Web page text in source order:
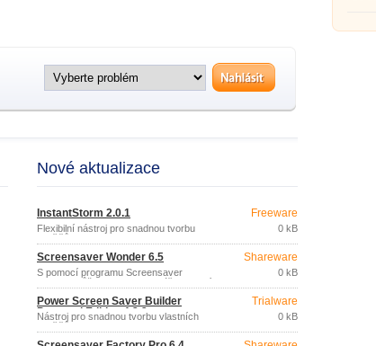
Nové aktualizace
InstantStorm 2.0.1
Flexibilní nástroj pro snadnou tvorbu
spořičů obrazovky z Flash (SWF)
souborů.
Freeware
0 kB
Screensaver Wonder 6.5
S pomocí programu Screensaver
Wonder můžete snadno vytvářet vlastní
spořiče obrazovky z oblíbeným snímků
nebo videoklipů.
Shareware
0 kB
Power Screen Saver Builder
Personal Edition 4.2.2
Nástroj pro snadnou tvorbu vlastních
spořičů obrazovky.
Trialware
0 kB